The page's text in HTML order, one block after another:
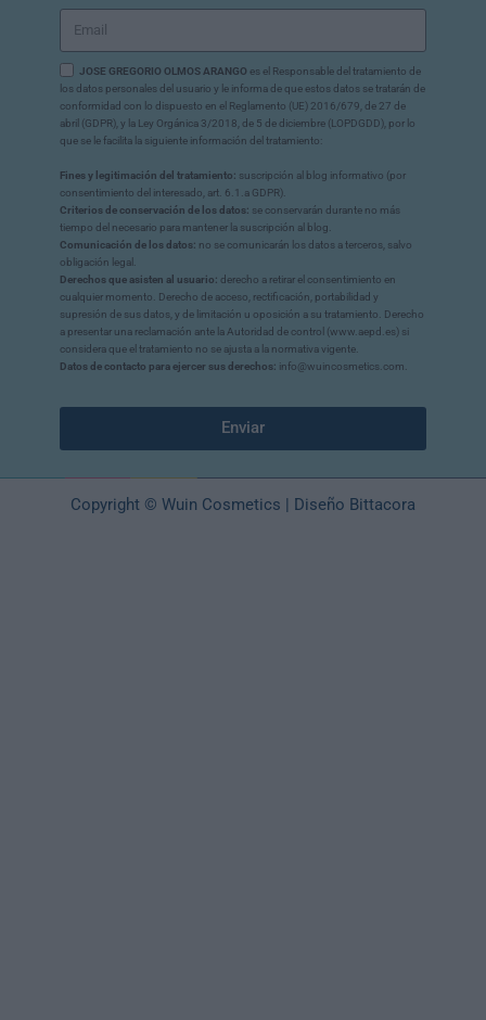
JOSE GREGORIO OLMOS ARANGO es el Responsable del tratamiento de
los datos personales del usuario y le informa de que estos datos se tratarán de
conformidad con lo dispuesto en el Reglamento (UE) 2016/679, de 27 de
abril (GDPR), y la Ley Orgánica 3/2018, de 5 de diciembre (LOPDGDD), por lo
que se le facilita la siguiente información del tratamiento:
Fines y legitimación del tratamiento: suscripción al blog informativo (por
consentimiento del interesado, art. 6.1.a GDPR).
Criterios de conservación de los datos: se conservarán durante no más
tiempo del necesario para mantener la suscripción al blog.
Comunicación de los datos: no se comunicarán los datos a terceros, salvo
obligación legal.
Derechos que asisten al usuario: derecho a retirar el consentimiento en
cualquier momento. Derecho de acceso, rectificación, portabilidad y
supresión de sus datos, y de limitación u oposición a su tratamiento. Derecho
a presentar una reclamación ante la Autoridad de control (www.aepd.es) si
considera que el tratamiento no se ajusta a la normativa vigente.
Datos de contacto para ejercer sus derechos: info@wuincosmetics.com.
Enviar
Copyright © Wuin Cosmetics | Diseño Bittacora